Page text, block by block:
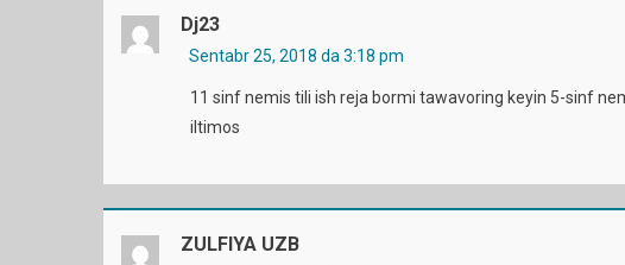
Dj23
Sentabr 25, 2018 da 3:18 pm
11 sinf nemis tili ish reja bormi tawavoring keyin 5-sinf
iltimos
ZULFIYA UZB